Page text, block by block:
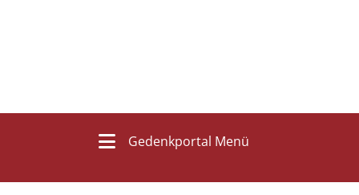
Gedenkportal Menü